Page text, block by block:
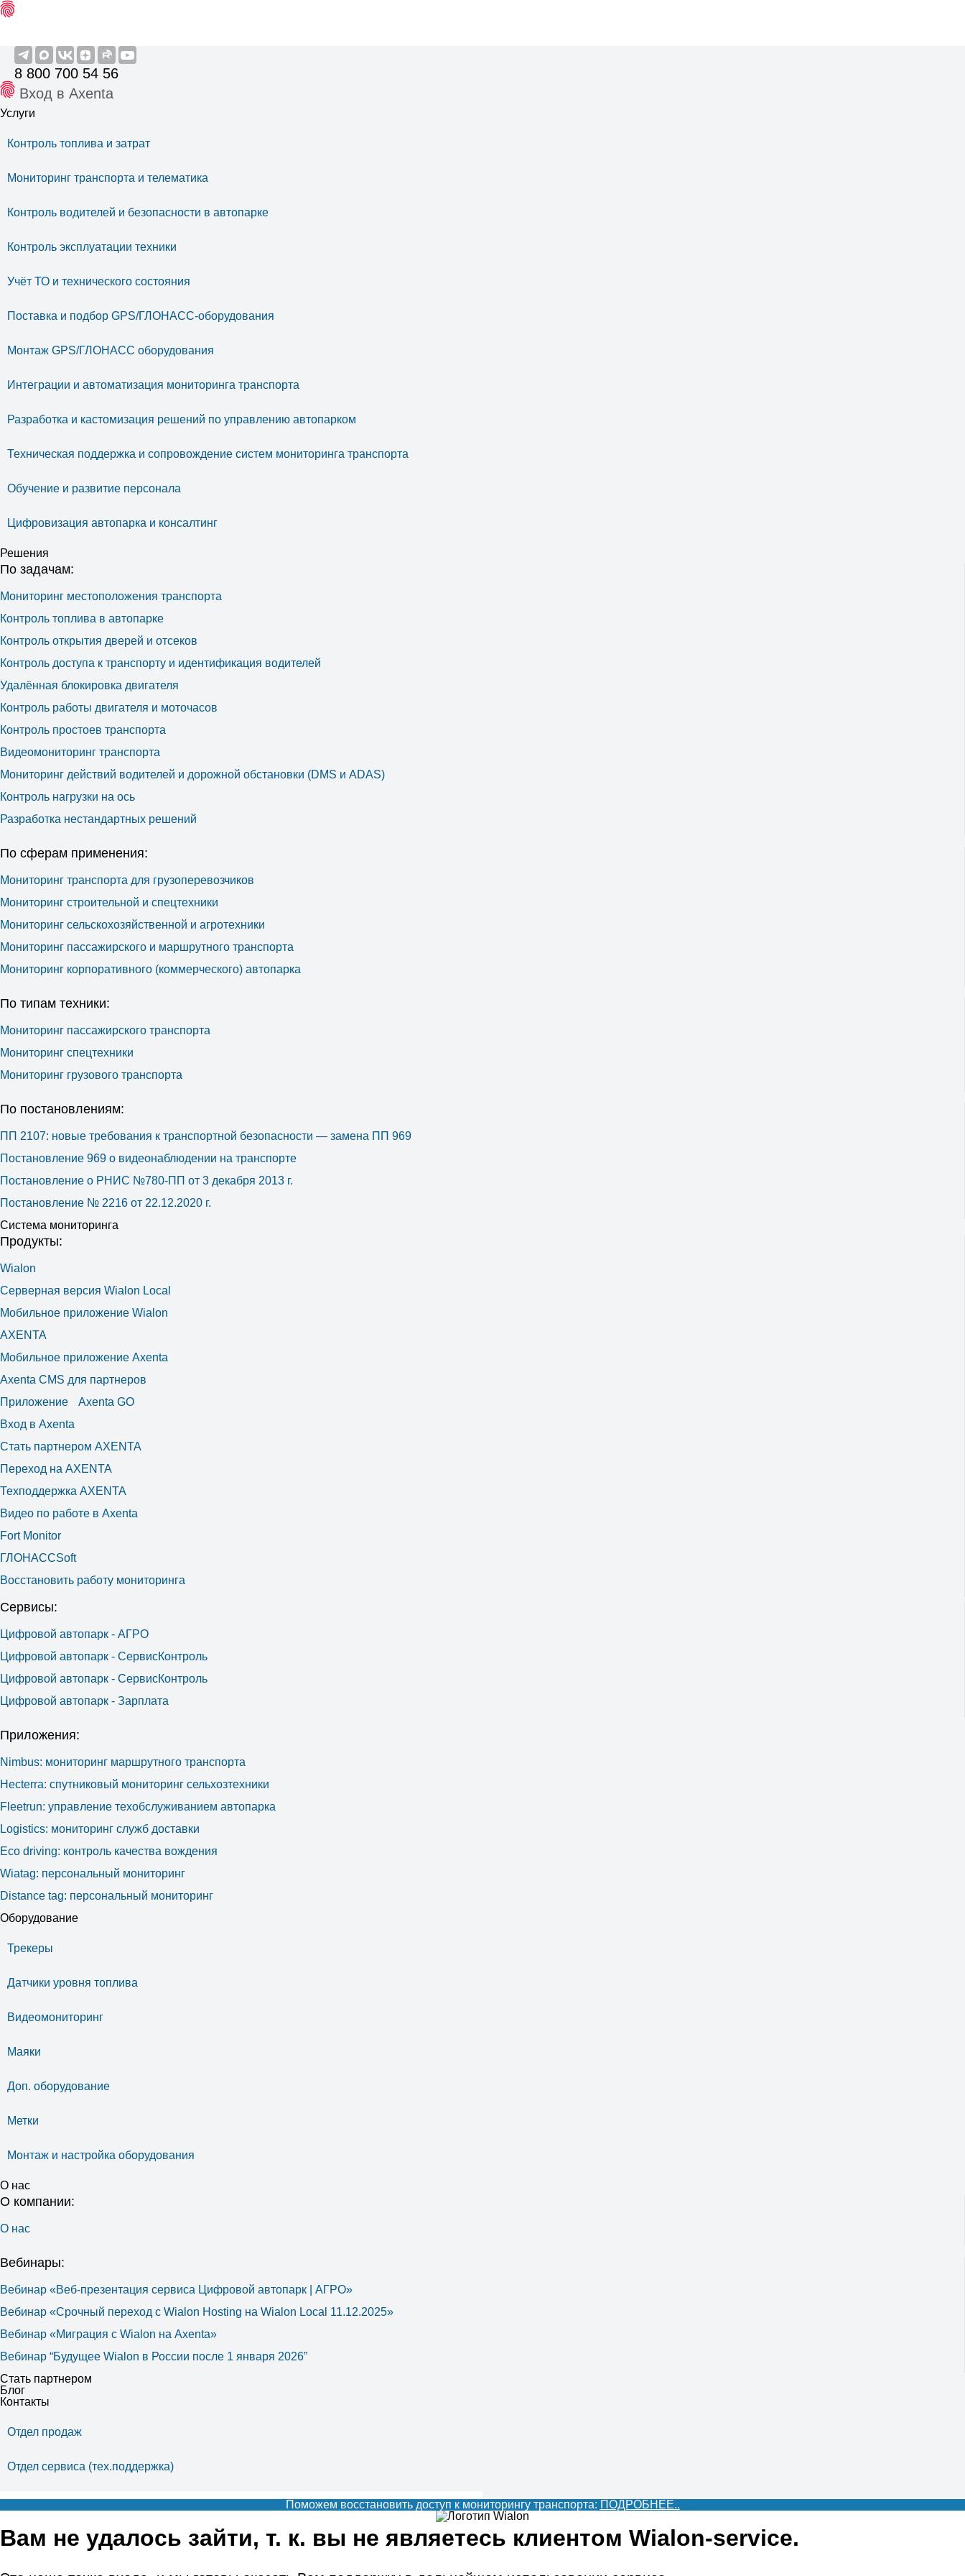
8 800 700 54 56
Вход в Axenta
Услуги
Контроль топлива и затрат
Мониторинг транспорта и телематика
Контроль водителей и безопасности в автопарке
Контроль эксплуатации техники
Учёт ТО и технического состояния
Поставка и подбор GPS/ГЛОНАСС-оборудования
Монтаж GPS/ГЛОНАСС оборудования
Интеграции и автоматизация мониторинга транспорта
Разработка и кастомизация решений по управлению автопарком
Техническая поддержка и сопровождение систем мониторинга транспорта
Обучение и развитие персонала
Цифровизация автопарка и консалтинг
Решения
По задачам:
Мониторинг местоположения транспорта
Контроль топлива в автопарке
Контроль открытия дверей и отсеков
Контроль доступа к транспорту и идентификация водителей
Удалённая блокировка двигателя
Контроль работы двигателя и моточасов
Контроль простоев транспорта
Видеомониторинг транспорта
Мониторинг действий водителей и дорожной обстановки (DMS и ADAS)
Контроль нагрузки на ось
Разработка нестандартных решений
По сферам применения:
Мониторинг транспорта для грузоперевозчиков
Мониторинг строительной и спецтехники
Мониторинг сельскохозяйственной и агротехники
Мониторинг пассажирского и маршрутного транспорта
Мониторинг корпоративного (коммерческого) автопарка
По типам техники:
Мониторинг пассажирского транспорта
Мониторинг спецтехники
Мониторинг грузового транспорта
По постановлениям:
ПП 2107: новые требования к транспортной безопасности — замена ПП 969
Постановление 969 о видеонаблюдении на транспорте
Постановление о РНИС №780-ПП от 3 декабря 2013 г.
Постановление № 2216 от 22.12.2020 г.
Система мониторинга
Продукты:
Wialon
Серверная версия Wialon Local
Мобильное приложение Wialon
AXENTA
Мобильное приложение Axenta
Axenta CMS для партнеров
Приложение Axenta GO
Вход в Axenta
Стать партнером AXENTA
Переход на AXENTA
Техподдержка AXENTA
Видео по работе в Axenta
Fort Monitor
ГЛОНАССSoft
Восстановить работу мониторинга
Сервисы:
Цифровой автопарк - АГРО
Цифровой автопарк - СервисКонтроль
Цифровой автопарк - СервисКонтроль
Цифровой автопарк - Зарплата
Приложения:
Nimbus: мониторинг маршрутного транспорта
Hecterra: cпутниковый мониторинг сельхозтехники
Fleetrun: управление техобслуживанием автопарка
Logistics: мониторинг служб доставки
Eco driving: контроль качества вождения
Wiatag: персональный мониторинг
Distance tag: персональный мониторинг
Оборудование
Трекеры
Датчики уровня топлива
Видеомониторинг
Маяки
Доп. оборудование
Метки
Монтаж и настройка оборудования
О нас
О компании:
О нас
Вебинары:
Вебинар «Веб-презентация сервиса Цифровой автопарк | АГРО»
Вебинар «Срочный переход с Wialon Hosting на Wialon Local 11.12.2025»
Вебинар «Миграция с Wialon на Axenta»
Вебинар “Будущее Wialon в России после 1 января 2026”
Стать партнером
Блог
Контакты
Отдел продаж
Отдел сервиса (тех.поддержка)
Поможем восстановить доступ к мониторингу транспорта: ПОДРОБНЕЕ..
Вам не удалось зайти, т. к. вы не являетесь клиентом Wialon-service.